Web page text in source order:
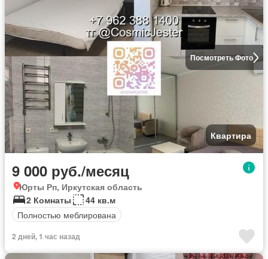
Посмотреть Фото
Квартира
9 000 руб./месяц
Юрты Рп, Иркутская область
2 Комнаты
44 кв.м
Полностью меблирована
2 дней, 1 час назад